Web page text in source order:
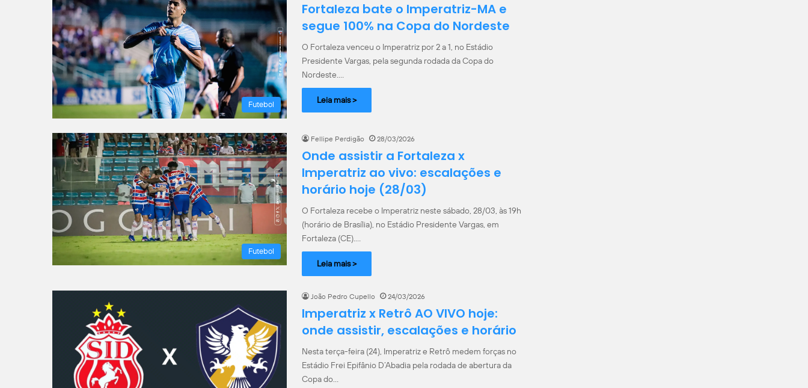
Futebol
Fortaleza bate o Imperatriz-MA e
segue 100% na Copa do Nordeste
O Fortaleza venceu o Imperatriz por 2 a 1, no Estádio
Presidente Vargas, pela segunda rodada da Copa do
Nordeste.…
Leia mais >
Futebol
Fellipe Perdigão 28/03/2026
Onde assistir a Fortaleza x
Imperatriz ao vivo: escalações e
horário hoje (28/03)
O Fortaleza recebe o Imperatriz neste sábado, 28/03, às 19h
(horário de Brasília), no Estádio Presidente Vargas, em
Fortaleza (CE).…
Leia mais >
João Pedro Cupello 24/03/2026
Imperatriz x Retrô AO VIVO hoje:
onde assistir, escalações e horário
Nesta terça-feira (24), Imperatriz e Retrô medem forças no
Estádio Frei Epifânio D’Abadia pela rodada de abertura da
Copa do…